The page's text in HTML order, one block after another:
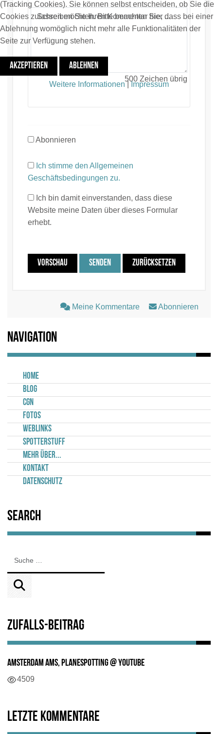
500 Zeichen übrig
Abonnieren
Ich stimme den Allgemeinen
Geschäftsbedingungen zu.
Ich bin damit einverstanden, dass diese
Website meine Daten über dieses Formular
erhebt.
VORSCHAU SENDEN ZURÜCKSETZEN
Meine Kommentare Abonnieren
Navigation
Home
Blog
CGN
Fotos
Weblinks
Spotterstuff
Mehr über...
Kontakt
Datenschutz
Search
Zufalls-Beitrag
Amsterdam AMS, Planespotting @ Youtube
4509
Letzte Kommentare
(Tracking Cookies). Sie können selbst entscheiden, ob Sie die
Cookies zulassen möchten. Bitte beachten Sie, dass bei einer
Ablehnung womöglich nicht mehr alle Funktionalitäten der
Seite zur Verfügung stehen.
AKZEPTIEREN ABLEHNEN
Weitere Informationen|Impressum